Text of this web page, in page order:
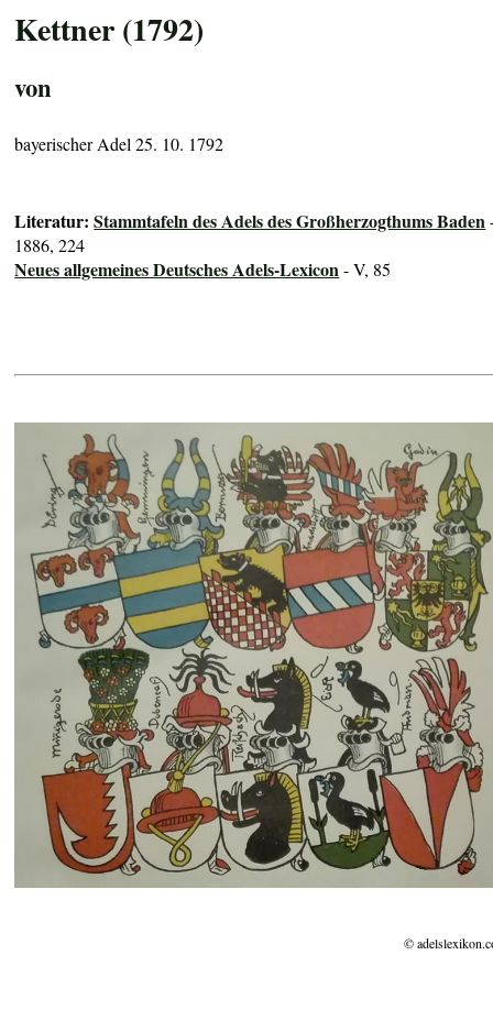
Kettner (1792)
von
bayerischer Adel 25. 10. 1792
Literatur:Stammtafeln des Adels des Großherzogthums Baden
1886, 224
Neues allgemeines Deutsches Adels-Lexicon- V, 85
©